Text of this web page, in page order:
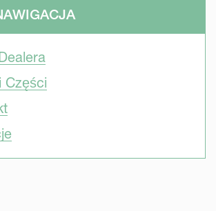
Części